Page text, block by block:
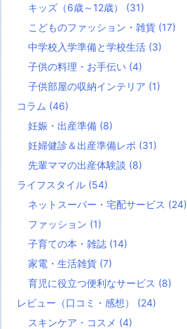
キッズ（6歳～12歳） (31)
こどものファッション・雑貨 (17)
中学校入学準備と学校生活 (3)
子供の料理・お手伝い (4)
子供部屋の収納インテリア (1)
コラム (46)
妊娠・出産準備 (8)
妊婦健診＆出産準備レポ (31)
先輩ママの出産体験談 (8)
ライフスタイル (54)
ネットスーパー・宅配サービス (24)
ファッション (1)
子育ての本・雑誌 (14)
家電・生活雑貨 (7)
育児に役立つ便利なサービス (8)
レビュー（口コミ・感想） (24)
スキンケア・コスメ (4)